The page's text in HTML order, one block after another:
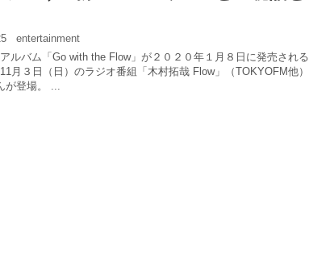
entertainment
ルバム「Go with the Flow」が２０２０年１月８日に発売される
月３日（日）のラジオ番組「木村拓哉 Flow」（TOKYOFM他）
が登場。 ...